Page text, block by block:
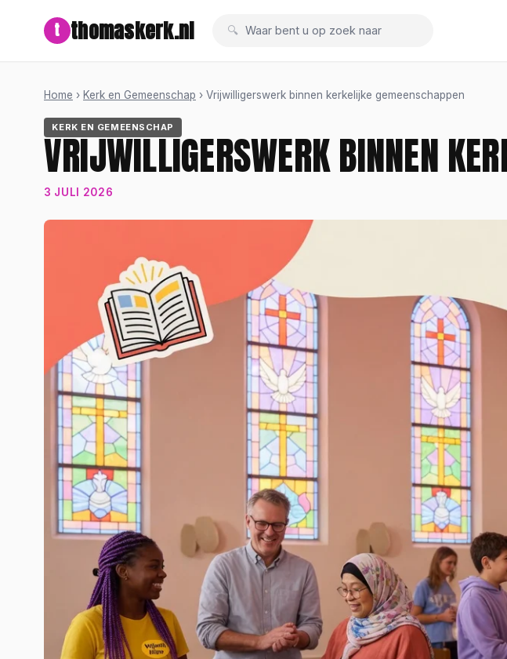
t thomaskerk.nl Waar bent u op zoek naar
Home › Kerk en Gemeenschap › Vrijwilligerswerk binnen kerkelijke gemeenschappen
KERK EN GEMEENSCHAP
VRIJWILLIGERSWERK BINNEN
3 JULI 2026